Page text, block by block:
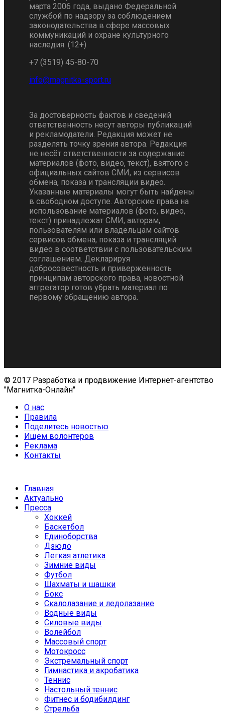
марта 2006 года, выдано Федеральной
службой по надзору за соблюдением
законодательства в сфере массовых
коммуникаций и охране культурного
наследия. (12+)
+7 (3519) 45-80-70
За достоверность фактов и сведений
ответственность несут авторы публикаций
и рекламодатели. Редакция может не
разделять точку зрения автора. Редакция
не несёт ответственности за содержание
материалов (фото, видео, текст), взятого с
официальных сайтов СМИ, из сервисов
обмена, показа и трансляции видео.
Указанные материалы могут быть найдены
в свободном доступе. Авторские права на
использование материалов (фото, видео,
текст) принадлежат СМИ, авторам,
пользователям или владельцам сайтов
сервисов обмена, показа и трансляций
видео в соответствии с пользовательским
соглашением. Декларируя
добросовестность и приверженность
принципам авторского права, новостной
аггрегатор готов убрать материал по
первому обращению автора.
© 2017 Разработка и продвижение Интернет-агентство
"Магнитка-Онлайн"
О нас
Правила
Поделитесь новостью
Ищем волонтеров
Реклама
Контакты
Главная
Актуально
Пресса
Хоккей
Баскетбол
Единоборства
Дзюдо
Легкая атлетика
Зимние виды
Футбол
Шахматы и шашки
Бокс
Скалолазание и ледолазание
Водные виды
Силовые виды
Волейбол
Массовый спорт
Мотокросс
Экстремальный спорт
Гимнастика и акробатика
Теннис
Настольный теннис
Фитнес и бодибилдинг
Стрельба